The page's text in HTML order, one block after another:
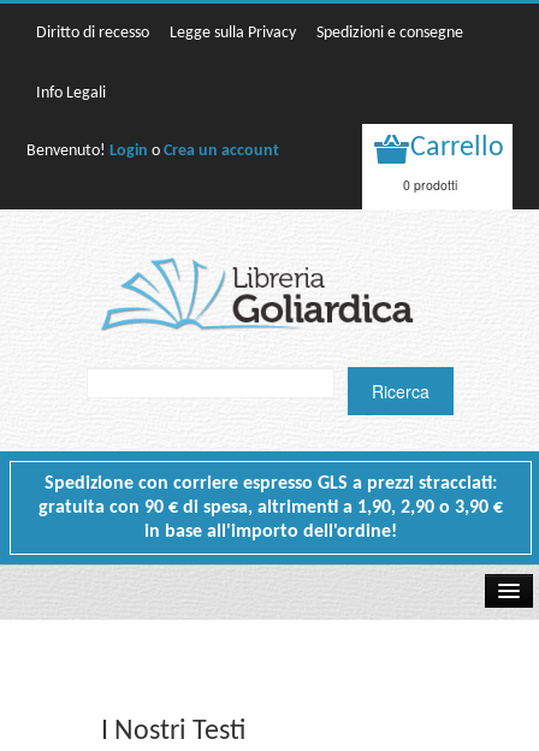
Diritto di recesso Legge sulla Privacy Spedizioni e consegne
Info Legali
Benvenuto!Login oCrea un account Carrello
0 prodotti
Spedizione con corriere espresso GLS a prezzi stracciati:
gratuita con 90 € di spesa, altrimenti a 1,90, 2,90 o 3,90 €
in base all'importo dell'ordine!
I Nostri Testi